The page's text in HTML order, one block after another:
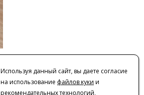
Используя данный сайт, вы даете согласие
на использование файлов куки и
рекомендательных технологий,